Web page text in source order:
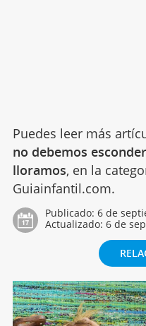
Puedes leer más
no debemos
lloramos, en la
Guiainfantil.com.
Publicado: 6 de
Actualizado: 6 de